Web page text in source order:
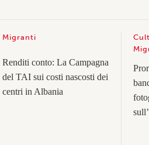
Migranti
Renditi conto: La Campagna
del TAI sui costi nascosti dei
centri in Albania